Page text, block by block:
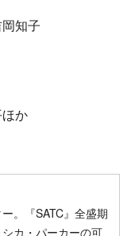
知子
か
。『SATC』全盛期
カ・パーカーの可